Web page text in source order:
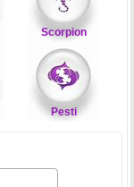
Scorpion
Pesti